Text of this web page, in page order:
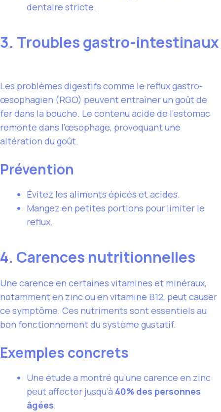
dentaire stricte.
3. Troubles gastro-intestinaux
Les problèmes digestifs comme le reflux gastro-
œsophagien (RGO) peuvent entraîner un goût de
fer dans la bouche. Le contenu acide de l’estomac
remonte dans l’œsophage, provoquant une
altération du goût.
Prévention
Évitez les aliments épicés et acides.
Mangez en petites portions pour limiter le
reflux.
4. Carences nutritionnelles
Une carence en certaines vitamines et minéraux,
notamment en zinc ou en vitamine B12, peut causer
ce symptôme. Ces nutriments sont essentiels au
bon fonctionnement du système gustatif.
Exemples concrets
Une étude a montré qu’une carence en zinc
peut affecter jusqu’à 40% des personnes
âgées.